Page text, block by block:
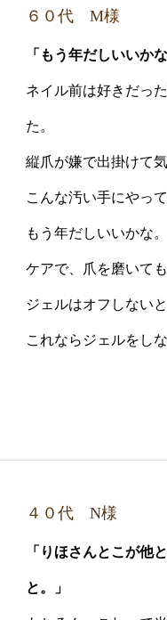
６０代 M様
「もう年だしいいか
ネイル前は好きだっ
た。
縦爪が嫌で出掛けて
こんな汚い手にやっ
もう年だしいいかな
ケアで、爪を磨いて
ジェルはオフしない
これならジェルをし
４０代 N様
「りほさんとこが他
と。」